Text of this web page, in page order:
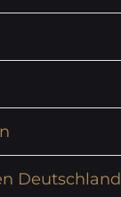
Deutschland